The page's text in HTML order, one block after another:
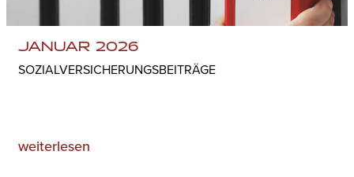
JANUAR 2026
SOZIALVERSICHERUNGSBEITRÄGE
weiterlesen